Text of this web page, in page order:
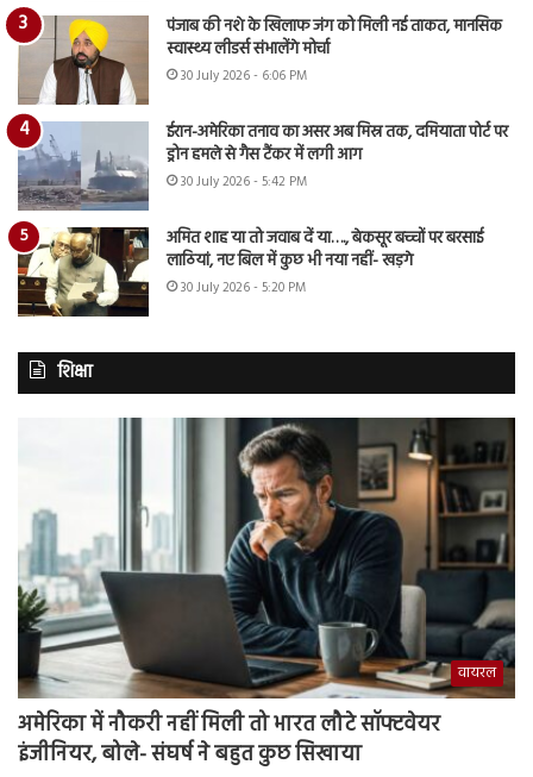
पंजाब की नशे के खिलाफ जंग को मिली नई ताकत, मानसिक
स्वास्थ्य लीडर्स संभालेंगे मोर्चा
30 July 2026 - 6:06 PM
ईरान-अमेरिका तनाव का असर अब मिस्र तक, दमियाता पोर्ट पर
ड्रोन हमले से गैस टैंकर में लगी आग
30 July 2026 - 5:42 PM
अमित शाह या तो जवाब दें या…., बेकसूर बच्चों पर बरसाई
लाठियां, नए बिल में कुछ भी नया नहीं- खड़गे
30 July 2026 - 5:20 PM
शिक्षा
वायरल
अमेरिका में नौकरी नहीं मिली तो भारत लौटे सॉफ्टवेयर
इंजीनियर, बोले- संघर्ष ने बहुत कुछ सिखाया